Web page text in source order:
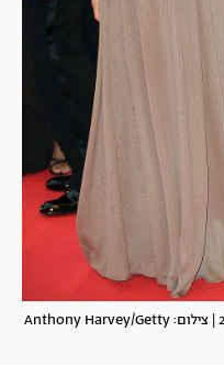
אנג'לינה ג'ולי ובראד פיט בפסטיבל קאן 2008 | צילום: Anthony Harvey/Getty